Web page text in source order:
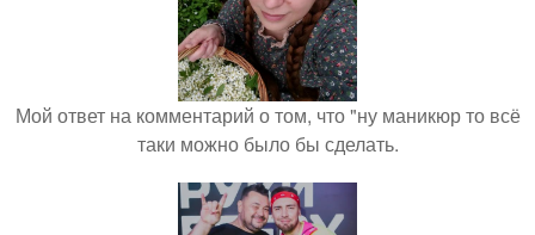
Мой ответ на комментарий о том, что "ну маникюр то всё
таки можно было бы сделать.